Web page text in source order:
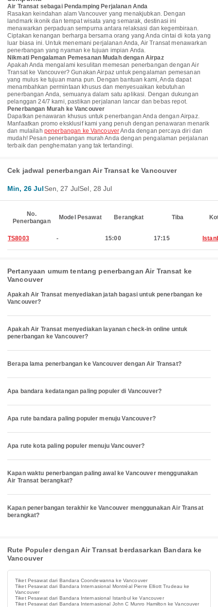
Air Transat sebagai Pendamping Perjalanan Anda
Rasakan keindahan alam Vancouver yang menakjubkan. Dengan
landmark ikonik dan tempat wisata yang semarak, destinasi ini
menawarkan perpaduan sempurna antara relaksasi dan kegembiraan.
Ciptakan kenangan berharga bersama orang yang Anda cintai di kota yang
luar biasa ini. Untuk menemani perjalanan Anda, Air Transat menawarkan
penerbangan yang nyaman ke tujuan impian Anda.
Nikmati Pengalaman Pemesanan Mudah dengan Airpaz
Apakah Anda mengalami kesulitan memesan penerbangan dengan Air
Transat ke Vancouver? Gunakan Airpaz untuk pengalaman pemesanan
yang mulus ke tujuan mana pun. Dengan bantuan kami, Anda dapat
menambahkan permintaan khusus dan menyesuaikan kebutuhan
penerbangan Anda, semuanya dalam satu aplikasi. Dengan dukungan
pelanggan 24/7 kami, pastikan perjalanan lancar dan bebas repot.
Penerbangan Murah ke Vancouver
Dapatkan penawaran khusus untuk penerbangan Anda dengan Airpaz.
Manfaatkan promo eksklusif kami yang penuh dengan penawaran menarik
dan mulailah penerbangan ke VancouverAnda dengan percaya diri dan
mudah! Pesan penerbangan murah Anda dengan pengalaman perjalanan
terbaik dan penghematan yang tak tertandingi.
Cek jadwal penerbangan Air Transat ke Vancouver
Min, 26 JulSen, 27 JulSel, 28 Jul
No.
Penerbangan
Model Pesawat Berangkat Tiba
TS8003 - 15:00 17:15
Pertanyaan umum tentang penerbangan Air Transat ke
Vancouver
Apakah Air Transat menyediakan jatah bagasi untuk penerbangan ke
Vancouver?
Apakah Air Transat menyediakan layanan check-in online untuk
penerbangan ke Vancouver?
Berapa lama penerbangan ke Vancouver dengan Air Transat?
Apa bandara kedatangan paling populer di Vancouver?
Apa rute bandara paling populer menuju Vancouver?
Apa rute kota paling populer menuju Vancouver?
Kapan waktu penerbangan paling awal ke Vancouver menggunakan
Air Transat berangkat?
Kapan penerbangan terakhir ke Vancouver menggunakan Air Transat
berangkat?
Rute Populer dengan Air Transat berdasarkan Bandara ke
Vancouver
Tiket Pesawat dari Bandara Coondewanna ke Vancouver
Tiket Pesawat dari Bandara Internasional Montréal Pierre Elliott Trudeau ke
Vancouver
Tiket Pesawat dari Bandara Internasional Istanbul ke Vancouver
Tiket Pesawat dari Bandara Internasional John C Munro Hamilton ke Vancouver